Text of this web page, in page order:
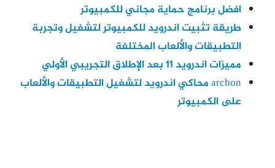
افضل برنامج حماية مجاني للكمبيوتر
طريقة تثبيت اندرويد للكمبيوتر لتشغيل وتجربة
التطبيقات والألعاب المختلفة
مميزات اندرويد 11 بعد الإطلاق التجريبي الأولي
archon محاكي اندرويد لتشغيل التطبيقات والألعاب
على الكمبيوتر